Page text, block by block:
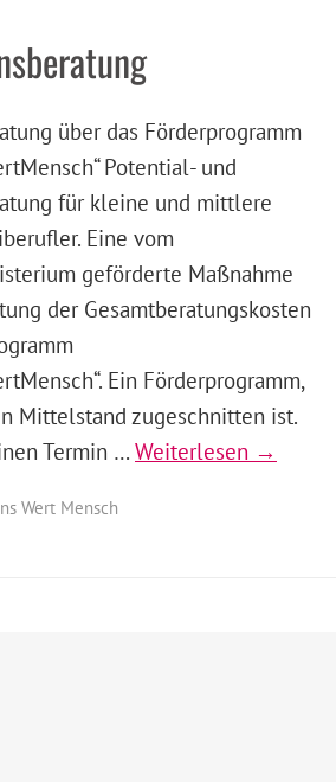
über das Förderprogramm
Potential- und
für kleine und mittlere
Eine vom
geförderte Maßnahme
der Gesamtberatungskosten
Ein Förderprogramm,
Mittelstand zugeschnitten ist.
Termin … Weiterlesen →
Wert Mensch